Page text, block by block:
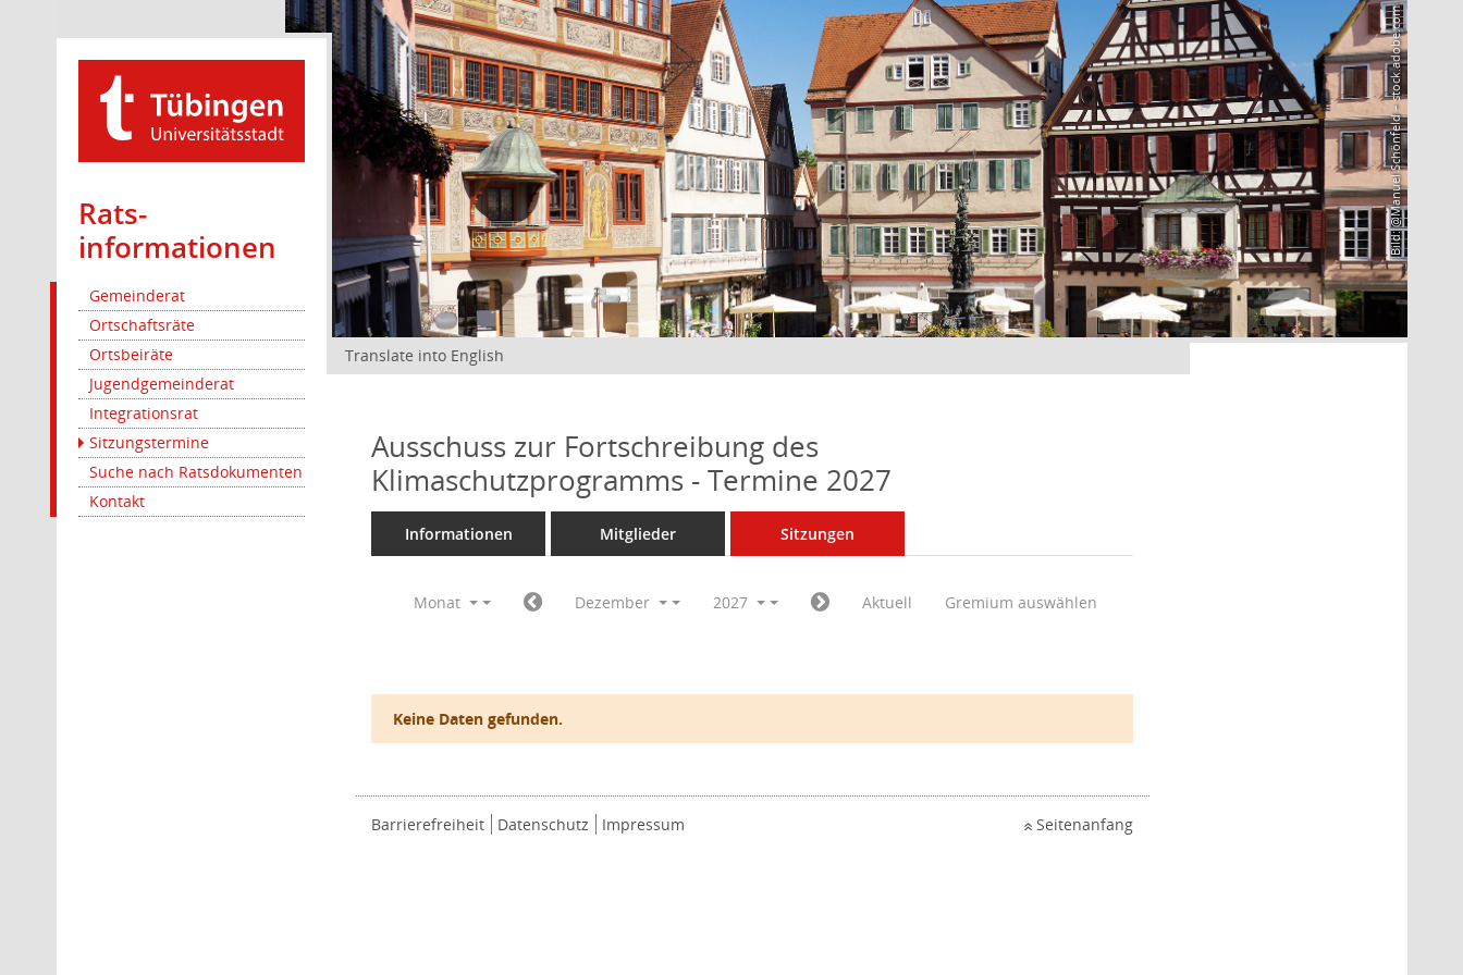
Rats­
informationen
Gemeinderat
Ortschaftsräte
Ortsbeiräte
Jugendgemeinderat
Integrationsrat
Sitzungstermine
Suche nach Ratsdokumenten
Kontakt
Bild: @Manuel Schönfeld – stock.adobe.com
Translate into English
Ausschuss zur Fortschreibung des
Klimaschutzprogramms - Termine 2027
Informationen Mitglieder Sitzungen
Monat Dezember 2027 Aktuell Gremium auswählen
Keine Daten gefunden.
Barrierefreiheit Datenschutz Impressum Seitenanfang